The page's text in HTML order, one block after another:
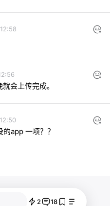
会上传完成。
app 一项？？
2 18